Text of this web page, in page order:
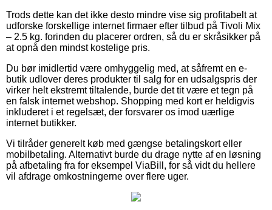
Trods dette kan det ikke desto mindre vise sig profitabelt at
udforske forskellige internet firmaer efter tilbud på Tivoli Mix
– 2.5 kg. forinden du placerer ordren, så du er skråsikker på
at opnå den mindst kostelige pris.
Du bør imidlertid være omhyggelig med, at såfremt en e-
butik udlover deres produkter til salg for en udsalgspris der
virker helt ekstremt tiltalende, burde det tit være et tegn på
en falsk internet webshop. Shopping med kort er heldigvis
inkluderet i et regelsæt, der forsvarer os imod uærlige
internet butikker.
Vi tilråder generelt køb med gængse betalingskort eller
mobilbetaling. Alternativt burde du drage nytte af en løsning
på afbetaling fra for eksempel ViaBill, for så vidt du hellere
vil afdrage omkostningerne over flere uger.